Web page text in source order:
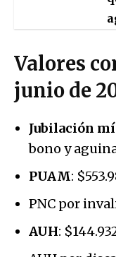
Valores
junio de
Jubilación
bono y
PUAM:
PNC por
AUH: